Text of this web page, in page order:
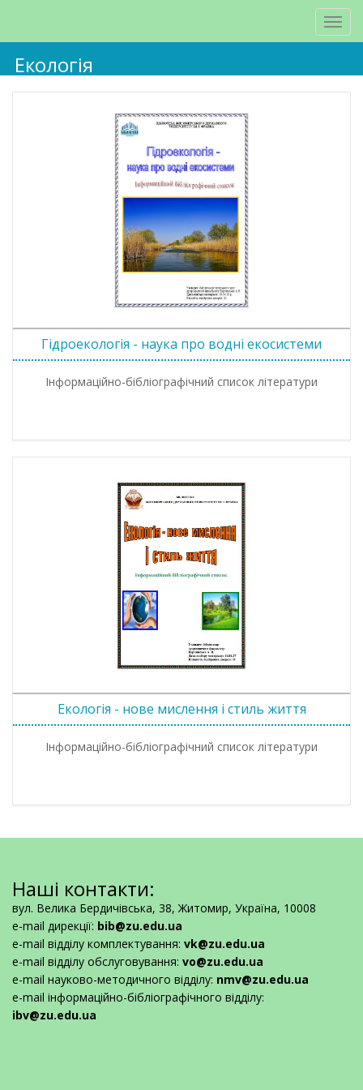
Екологія
Гідроекологія - наука про водні екосистеми
Інформаційно-бібліографічний список літератури
Екологія - нове мислення і стиль життя
Інформаційно-бібліографічний список літератури
Наші контакти:
вул. Велика Бердичівська, 38, Житомир, Україна, 10008
e-mail дирекції: bib@zu.edu.ua
e-mail відділу комплектування: vk@zu.edu.ua
e-mail відділу обслуговування: vo@zu.edu.ua
e-mail науково-методичного відділу: nmv@zu.edu.ua
e-mail інформаційно-бібліографічного відділу:
ibv@zu.edu.ua